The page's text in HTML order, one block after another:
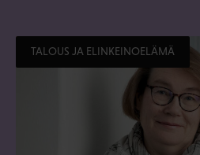
TALOUS JA ELINKEINOELÄMÄ